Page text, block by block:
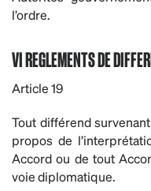
l’ordre.
VI REGLEMENTS DE
Article 19
Tout différend
propos de
Accord ou de tout
voie diplomatique.